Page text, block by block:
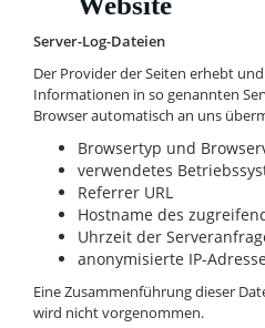
Server-Log-Dateien
Der Provider der Seiten erhebt
Informationen in so genannten
Browser automatisch an uns
Browsertyp und
verwendetes
Referrer URL
Hostname des
Uhrzeit der
anonymisierte IP-
Eine Zusammenführung dieser
wird nicht vorgenommen.